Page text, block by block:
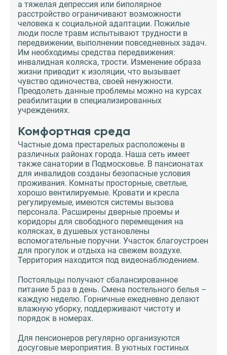
а тяжелая депрессия или биполярное
расстройство ограничивают возможности
человека к социальной адаптации. Пожилые
люди после травм испытывают трудности в
передвижении, выполнении повседневных задач.
Им необходимы средства передвижения:
инвалидная коляска, трости. Изменение образа
жизни приводит к изоляции, что вызывает
чувство одиночества, своей ненужности.
Преодолеть данные проблемы можно на курсах
реабилитации в специализированных
учреждениях.
Комфортная среда
Частные дома престарелых расположены в
различных районах города. Наша сеть имеет
также санатории в Подмосковье. В пансионатах
для инвалидов созданы безопасные условия
проживания. Комнаты просторные, светлые,
хорошо вентилируемые. Кровати и кресла
регулируемые, имеются системы вызова
персонала. Расширены дверные проемы и
коридоры для свободного перемещения на
колясках, в душевых установлены
вспомогательные поручни. Участок благоустроен
для прогулок и отдыха на свежем воздухе.
Территория находится под видеонаблюдением.
Постояльцы получают сбалансированное
питание 5 раз в день. Смена постельного белья –
каждую неделю. Горничные ежедневно делают
влажную уборку, поддерживают чистоту и
порядок в номерах.
Для пенсионеров регулярно организуются
досуговые мероприятия. В уютных гостиных